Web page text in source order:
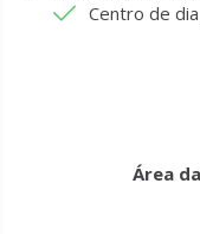
Centro de
Área